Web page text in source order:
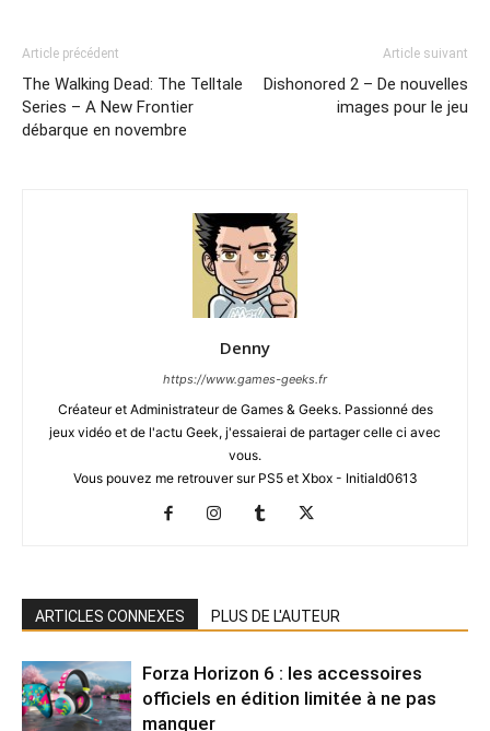
Article précédent
The Walking Dead: The Telltale
Series – A New Frontier
débarque en novembre
Article suivant
Dishonored 2 – De nouvelles
images pour le jeu
Denny
https://www.games-geeks.fr
Créateur et Administrateur de Games & Geeks. Passionné des
jeux vidéo et de l'actu Geek, j'essaierai de partager celle ci avec
vous.
Vous pouvez me retrouver sur PS5 et Xbox - Initiald0613
ARTICLES CONNEXES PLUS DE L'AUTEUR
Forza Horizon 6 : les accessoires
officiels en édition limitée à ne pas
manquer